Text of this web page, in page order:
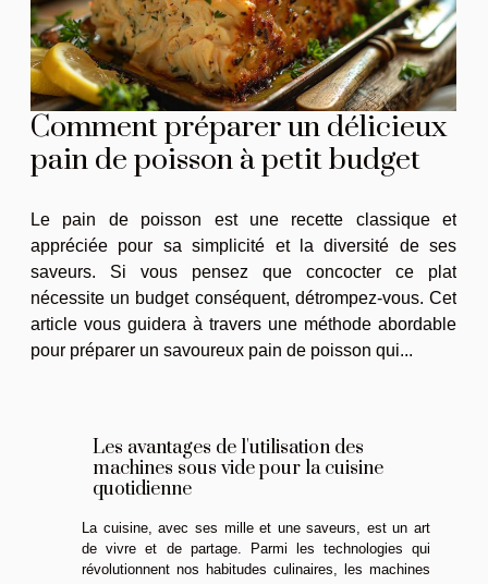
Comment préparer un délicieux
pain de poisson à petit budget
Le pain de poisson est une recette classique et
appréciée pour sa simplicité et la diversité de ses
saveurs. Si vous pensez que concocter ce plat
nécessite un budget conséquent, détrompez-vous. Cet
article vous guidera à travers une méthode abordable
pour préparer un savoureux pain de poisson qui...
Les avantages de l'utilisation des
machines sous vide pour la cuisine
quotidienne
La cuisine, avec ses mille et une saveurs, est un art
de vivre et de partage. Parmi les technologies qui
révolutionnent nos habitudes culinaires, les machines